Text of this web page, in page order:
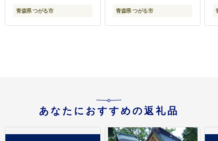
青森県 つがる市
冷凍 味付き 焼くだけ 焼
レ味 [0397]
青森県 つがる市
あなたにおすすめの返礼品